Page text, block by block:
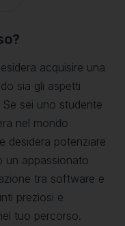
acquisire una
sia gli aspetti
sei uno studente
nel mondo
desidera potenziare
un appassionato
tra software e
preziosi e
tuo percorso.